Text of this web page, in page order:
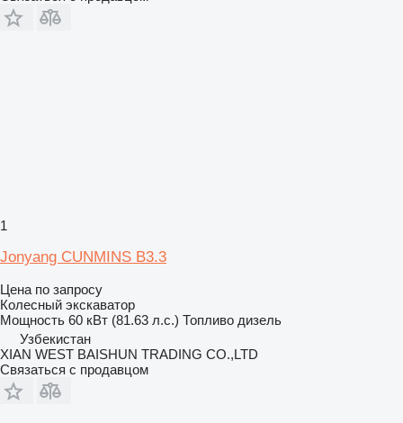
1
Jonyang CUNMINS B3.3
Цена по запросу
Колесный экскаватор
Мощность 60 кВт (81.63 л.с.) Топливо дизель
Узбекистан
XIAN WEST BAISHUN TRADING CO.,LTD
Связаться с продавцом